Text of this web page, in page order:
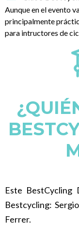
Aunque en el evento
principalmente
para intructores de
Este BestCycling
Bestcycling:
Ferrer.